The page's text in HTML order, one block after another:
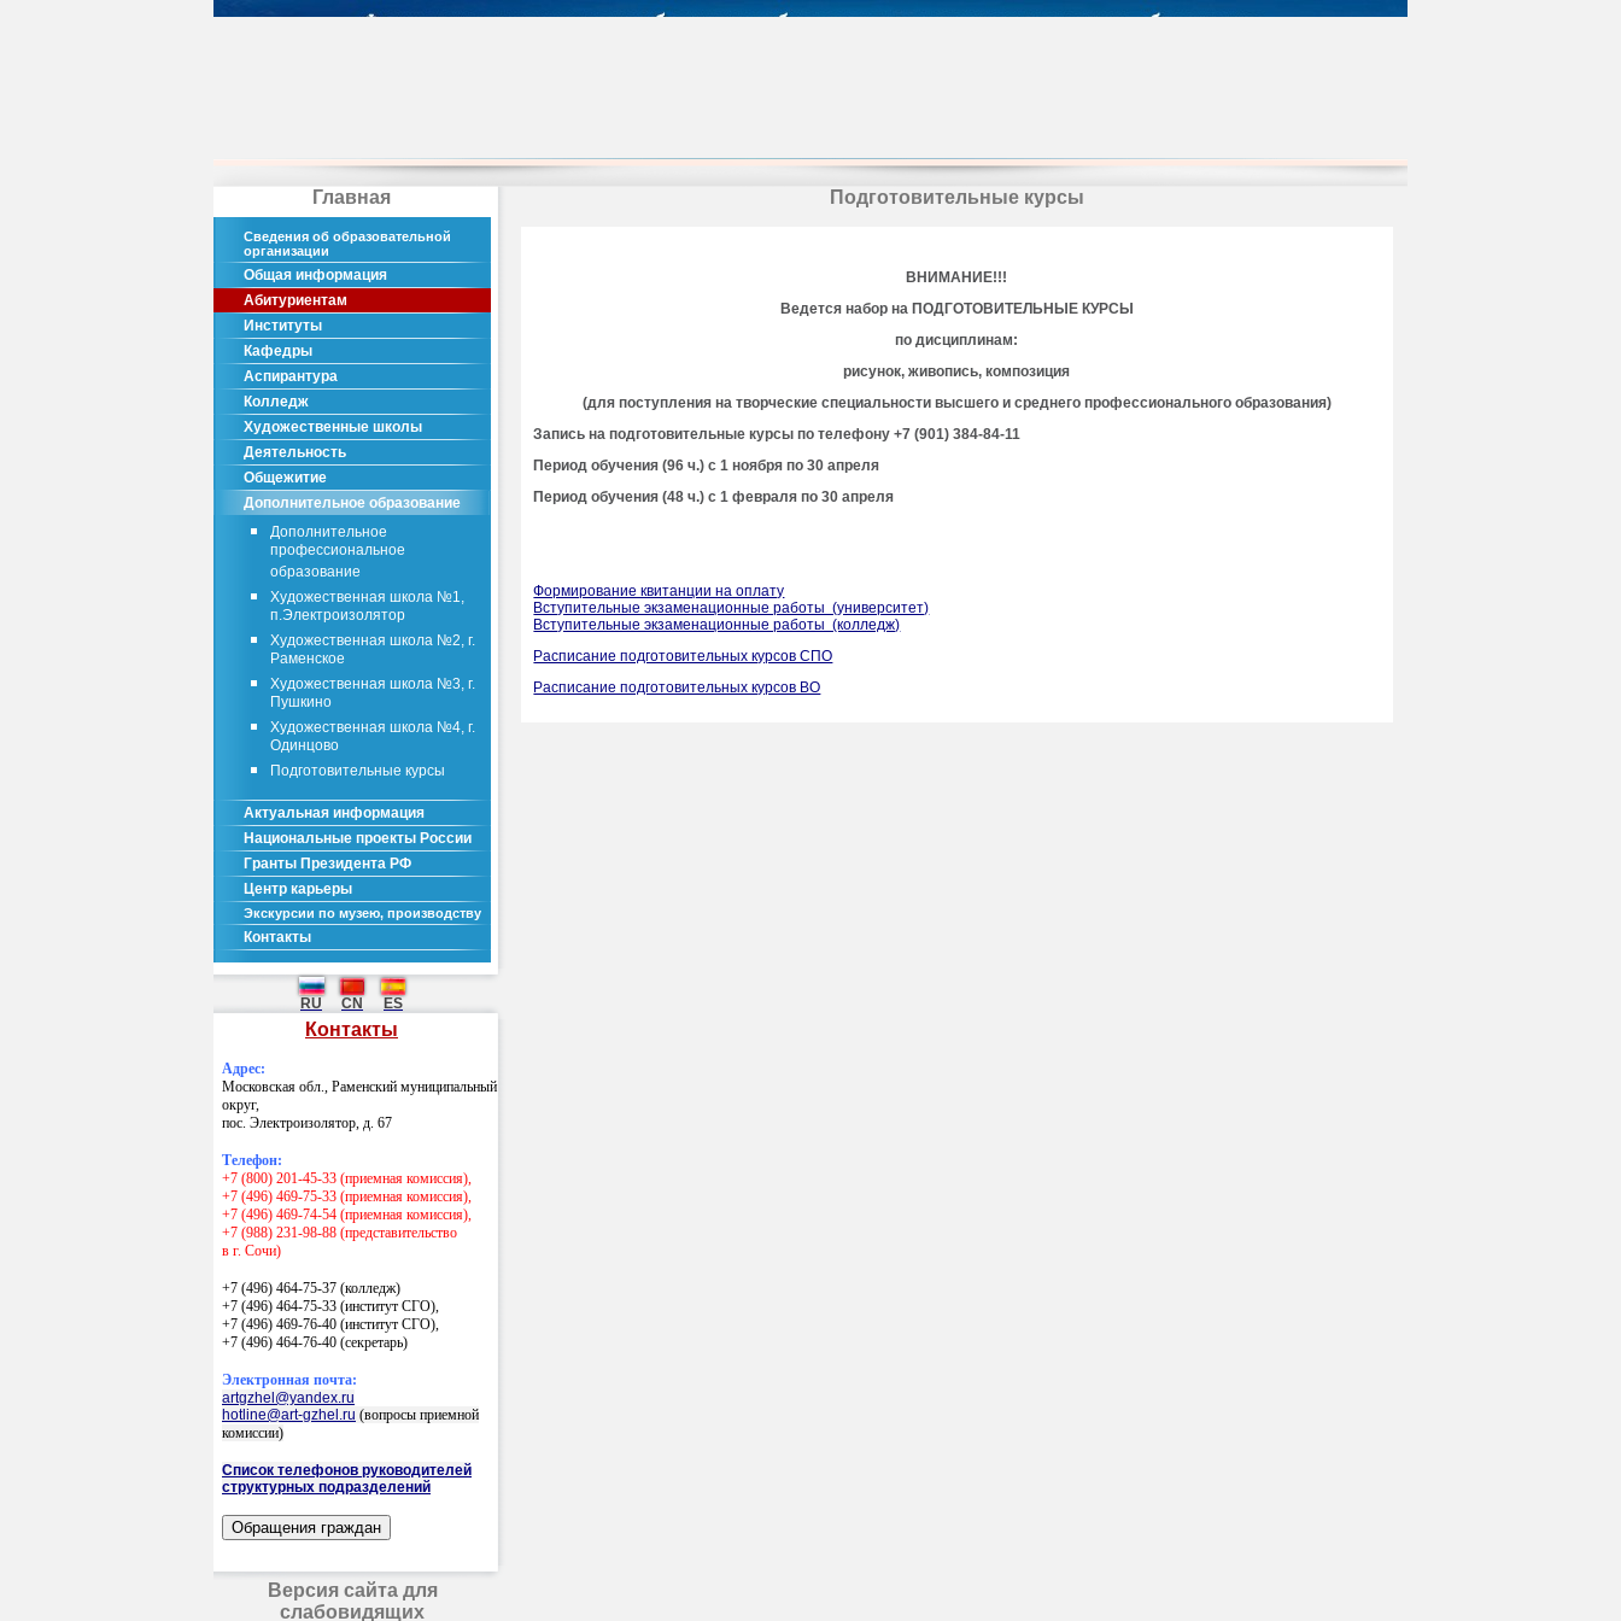
Главная
Сведения об образовательной
организации
Общая информация
Абитуриентам
Институты
Кафедры
Аспирантура
Колледж
Художественные школы
Деятельность
Общежитие
Дополнительное образование
Дополнительное
профессиональное
образование
Художественная школа №1,
п.Электроизолятор
Художественная школа №2, г.
Раменское
Художественная школа №3, г.
Пушкино
Художественная школа №4, г.
Одинцово
Подготовительные курсы
Актуальная информация
Национальные проекты России
Гранты Президента РФ
Центр карьеры
Экскурсии по музею, производству
Контакты
RU CN ES
Контакты
Адрес:
Московская обл., Раменский муниципальный
округ,
пос. Электроизолятор, д. 67
Телефон:
+7 (800) 201-45-33 (приемная комиссия),
+7 (496) 469-75-33 (приемная комиссия),
+7 (496) 469-74-54 (приемная комиссия),
+7 (988) 231-98-88 (представительство
в г. Сочи)
+7 (496) 464-75-37 (колледж)
+7 (496) 464-75-33 (институт СГО),
+7 (496) 469-76-40 (институт СГО),
+7 (496) 464-76-40 (секретарь)
Электронная почта:
artgzhel@yandex.ru
hotline@art-gzhel.ru (вопросы приемной
комиссии)
Список телефонов руководителей
структурных подразделений
Версия сайта для
слабовидящих
Подготовительные курсы
ВНИМАНИЕ!!!
Ведется набор на ПОДГОТОВИТЕЛЬНЫЕ КУРСЫ
по дисциплинам:
рисунок, живопись, композиция
(для поступления на творческие специальности высшего и среднего профессионального образования)
Запись на подготовительные курсы по телефону +7 (901) 384-84-11
Период обучения (96 ч.) с 1 ноября по 30 апреля
Период обучения (48 ч.) с 1 февраля по 30 апреля
Формирование квитанции на оплату
Вступительные экзаменационные работы (университет)
Вступительные экзаменационные работы (колледж)
Расписание подготовительных курсов СПО
Расписание подготовительных курсов ВО